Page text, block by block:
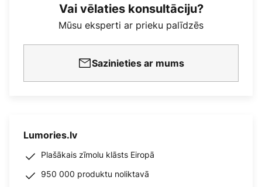
Vai vēlaties konsultāciju?
Mūsu eksperti ar prieku palīdzēs
Sazinieties ar mums
Lumories.lv
Plašākais zīmolu klāsts Eiropā
950 000 produktu noliktavā